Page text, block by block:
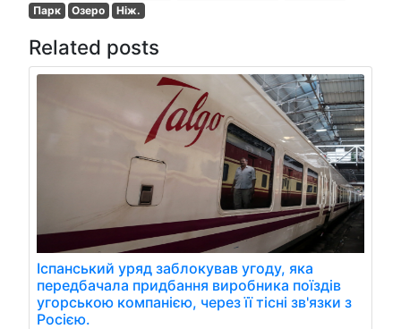
Парк
Озеро Ніж.
Related posts
Іспанський уряд заблокував угоду, яка
передбачала придбання виробника поїздів
угорською компанією, через її тісні зв'язки з
Росією.